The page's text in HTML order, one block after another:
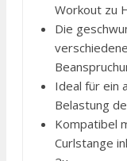
Workout zu
Die
Ideal für ein
Belastung
Kompatibel
Curlstange